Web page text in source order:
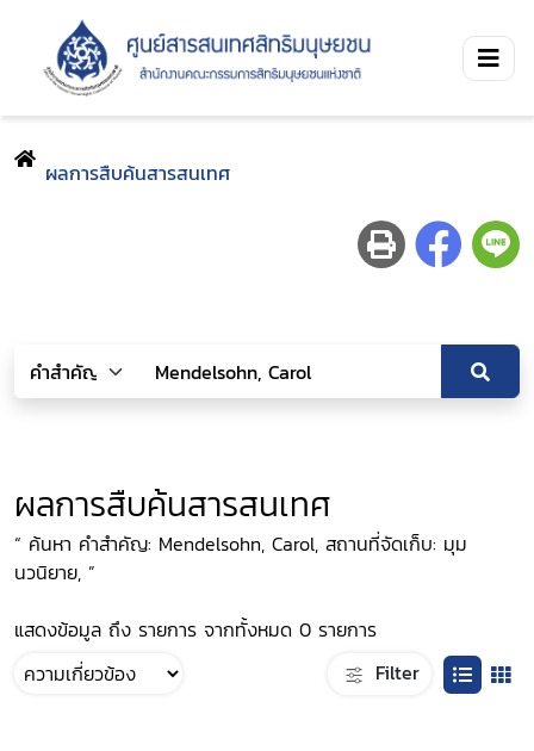
ผลการสืบค้นสารสนเทศ
ผลการสืบค้นสารสนเทศ
“ ค้นหา คำสำคัญ: Mendelsohn, Carol, สถานที่จัดเก็บ: มุม
นวนิยาย, ”
แสดงข้อมูล ถึง รายการ จากทั้งหมด 0 รายการ
Filter